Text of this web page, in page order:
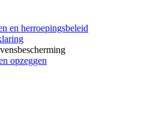
en herroepingsbeleid
opzeggen